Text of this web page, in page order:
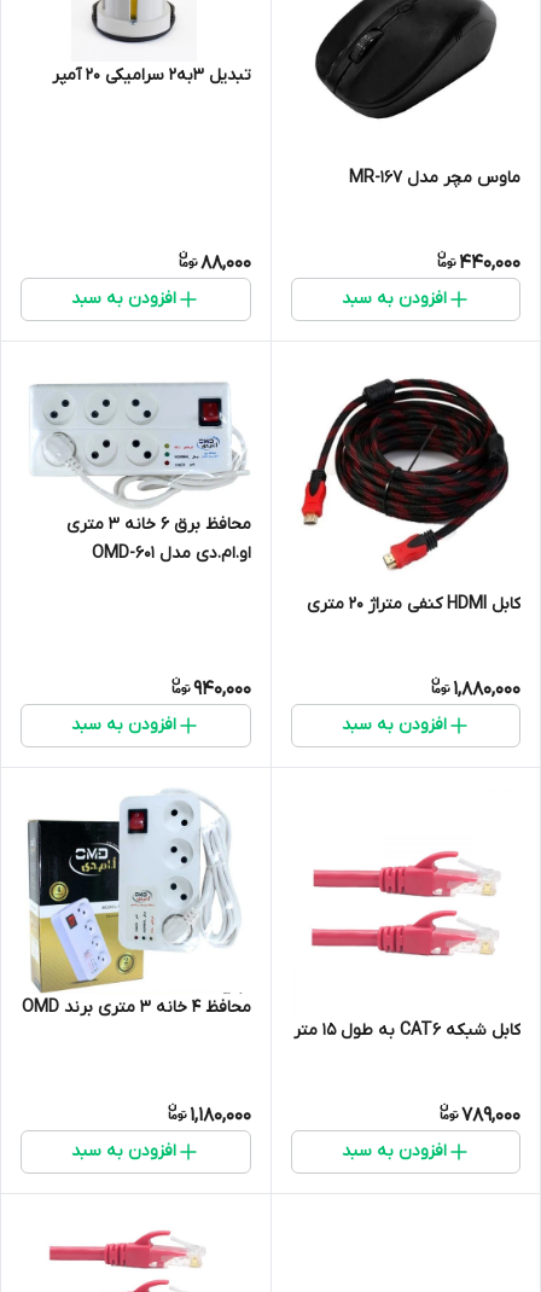
ماوس مچر مدل MR-167
440,000
افزودن به سبد
تبدیل 3به2 سرامیکی 20 آمپر
88,000
افزودن به سبد
کابل HDMI کنفی متراژ 20 متری
1,880,000
افزودن به سبد
محافظ برق 6 خانه 3 متری
او.ام.دی مدل OMD-601
940,000
افزودن به سبد
کابل شبکه CAT6 به طول 15 متر
789,000
افزودن به سبد
محافظ 4 خانه 3 متری برند OMD
1,180,000
افزودن به سبد